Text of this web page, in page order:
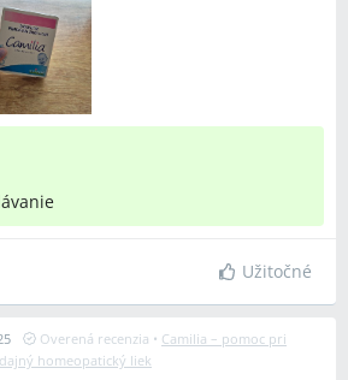
Užitočné
Overená recenzia • Camilia – pomoc pri
homeopatický liek